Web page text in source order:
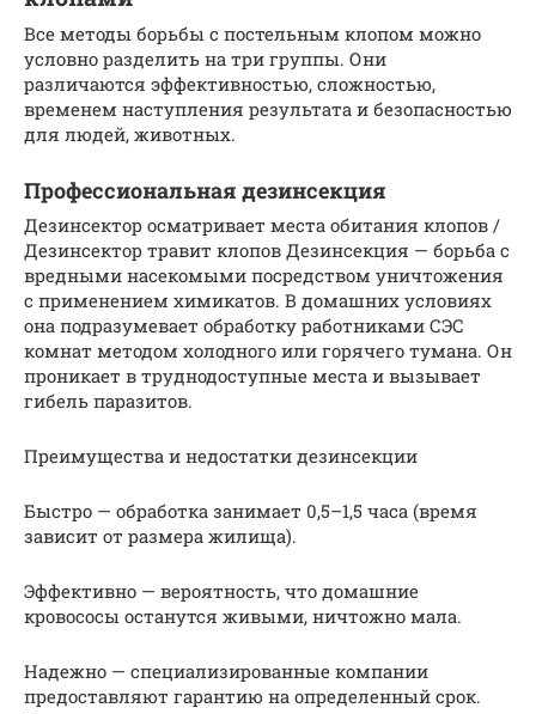
Все методы борьбы с постельным клопом можно
условно разделить на три группы. Они
различаются эффективностью, сложностью,
временем наступления результата и безопасностью
для людей, животных.
Профессиональная дезинсекция
Дезинсектор осматривает места обитания клопов /
Дезинсектор травит клопов Дезинсекция — борьба с
вредными насекомыми посредством уничтожения
с применением химикатов. В домашних условиях
она подразумевает обработку работниками СЭС
комнат методом холодного или горячего тумана. Он
проникает в труднодоступные места и вызывает
гибель паразитов.
Преимущества и недостатки дезинсекции
Быстро — обработка занимает 0,5–1,5 часа (время
зависит от размера жилища).
Эффективно — вероятность, что домашние
кровососы останутся живыми, ничтожно мала.
Надежно — специализированные компании
предоставляют гарантию на определенный срок.